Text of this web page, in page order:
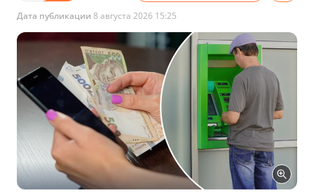
Дата публикации 8 августа 2026 15:25